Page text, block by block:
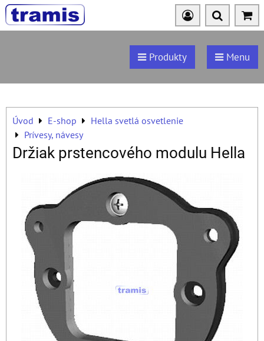
Produkty Menu
Úvod E-shop
Hella svetlá osvetlenie
Prívesy, návesy
Držiak prstencového modulu Hella